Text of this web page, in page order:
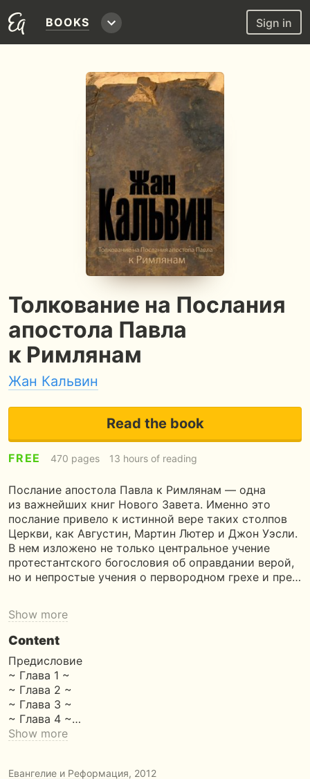
BOOKS Sign in
Толкование на Послания
апостола Павла
к Римлянам
Жан Кальвин
Read the book
FREE 470 pages 13 hours of reading
Послание апостола Павла к Римлянам — одна
из важнейших книг Нового Завета. Именно это
послание привело к истинной вере таких столпов
Церкви, как Августин, Мартин Лютер и Джон Уэсли.
В нем изложено не только центральное учение
протестантского богословия об оправдании верой,
но и непростые учения о первородном грехе и пре…
Show more
Content
Предисловие
~ Глава 1 ~
~ Глава 2 ~
~ Глава 3 ~
~ Глава 4 ~…
Show more
Евангелие и Реформация, 2012